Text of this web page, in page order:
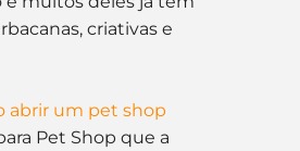
criativas e
abrir um pet shop
Pet Shop que a